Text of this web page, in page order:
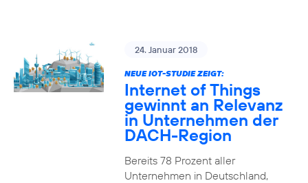
24. Januar 2018
NEUE IOT-STUDIE ZEIGT:
Internet of Things
gewinnt an Relevanz
in Unternehmen der
DACH-Region
Bereits 78 Prozent aller
Unternehmen in Deutschland,